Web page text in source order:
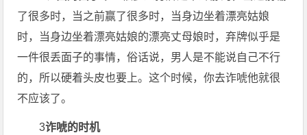
了很多时，当之前赢了很多时，当身边坐着漂亮姑娘
时，当身边坐着漂亮姑娘的漂亮丈母娘时，弃牌似乎是
一件很丢面子的事情，俗话说，男人是不能说自己不行
的，所以硬着头皮也要上。这个时候，你去诈唬他就很
不应该了。
3诈唬的时机